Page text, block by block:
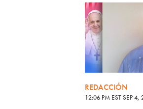
REDACCIÓN
12:06 PM EST SEP 4,